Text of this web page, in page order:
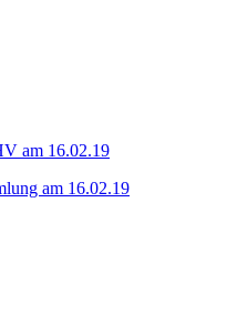
am 16.02.19
am 16.02.19